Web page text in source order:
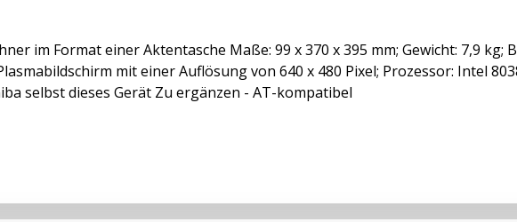
im Format einer Aktentasche Maße: 99 x 370 x 395 mm; Gewicht: 7,9 kg;
mit einer Auflösung von 640 x 480 Pixel; Prozessor: Intel
selbst dieses Gerät Zu ergänzen - AT-kompatibel